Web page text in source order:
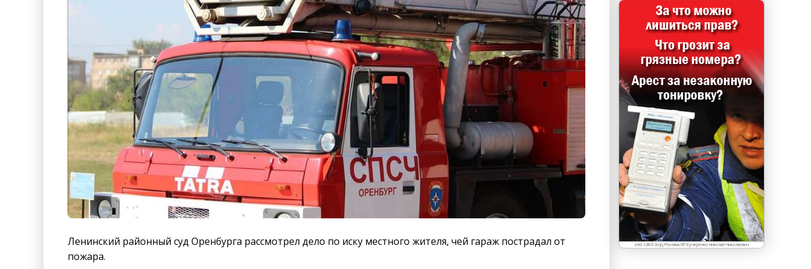
Ленинский районный суд Оренбурга рассмотрел дело по иску местного жителя, чей гараж пострадал от
пожара.
erid: LdtCK3cqq Реклама.ИП Кучеренко Николай Николаевич